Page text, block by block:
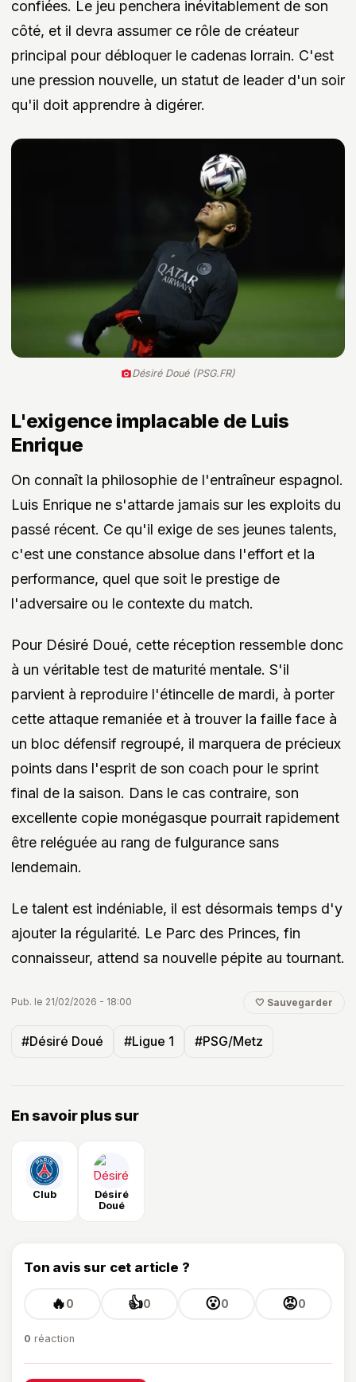
confiées. Le jeu penchera inévitablement de son
côté, et il devra assumer ce rôle de créateur
principal pour débloquer le cadenas lorrain. C'est
une pression nouvelle, un statut de leader d'un soir
qu'il doit apprendre à digérer.
Désiré Doué (PSG.FR)
L'exigence implacable de Luis
Enrique
On connaît la philosophie de l'entraîneur espagnol.
Luis Enrique ne s'attarde jamais sur les exploits du
passé récent. Ce qu'il exige de ses jeunes talents,
c'est une constance absolue dans l'effort et la
performance, quel que soit le prestige de
l'adversaire ou le contexte du match.
Pour Désiré Doué, cette réception ressemble donc
à un véritable test de maturité mentale. S'il
parvient à reproduire l'étincelle de mardi, à porter
cette attaque remaniée et à trouver la faille face à
un bloc défensif regroupé, il marquera de précieux
points dans l'esprit de son coach pour le sprint
final de la saison. Dans le cas contraire, son
excellente copie monégasque pourrait rapidement
être reléguée au rang de fulgurance sans
lendemain.
Le talent est indéniable, il est désormais temps d'y
ajouter la régularité. Le Parc des Princes, fin
connaisseur, attend sa nouvelle pépite au tournant.
Pub. le 21/02/2026 - 18:00 🤍 Sauvegarder
#Désiré Doué #Ligue 1 #PSG/Metz
En savoir plus sur
Club
Désiré
Doué
Ton avis sur cet article ?
🔥0 👍0 😮0 😡0
0 réaction